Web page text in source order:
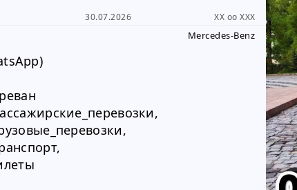
30.07.2026 XX oo XXX
Mercedes-Benz
RUSASTAN BERNAPOXADRUM
+374 77 61 13 24